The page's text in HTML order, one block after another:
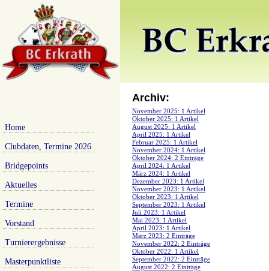
Home
Clubdaten, Termine 2026
Bridgepoints
Aktuelles
Termine
Vorstand
Turnierergebnisse
Masterpunktliste
Archiv:
November 2025: 1 Artikel
Oktober 2025: 1 Artikel
August 2025: 1 Artikel
April 2025: 1 Artikel
Februar 2025: 1 Artikel
November 2024: 1 Artikel
Oktober 2024: 2 Einträge
April 2024: 1 Artikel
März 2024: 1 Artikel
Dezember 2023: 1 Artikel
November 2023: 1 Artikel
Oktober 2023: 1 Artikel
September 2023: 1 Artikel
Juli 2023: 1 Artikel
Mai 2023: 1 Artikel
April 2023: 1 Artikel
März 2023: 2 Einträge
November 2022: 2 Einträge
Oktober 2022: 1 Artikel
September 2022: 2 Einträge
August 2022: 2 Einträge